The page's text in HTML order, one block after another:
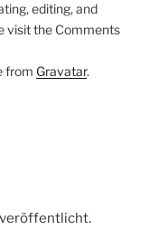
editing, and
visit the Comments
from Gravatar.